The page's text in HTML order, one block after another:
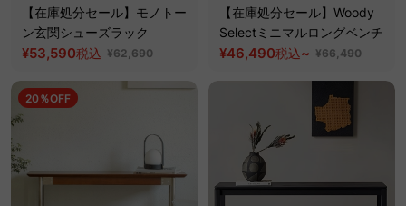
【在庫処分セール】モノトー
ン玄関シューズラック
¥53,590税込 ¥62,690
【在庫処分セール】Woody
Selectミニマルロングベンチ
¥46,490税込~ ¥66,490
20％OFF